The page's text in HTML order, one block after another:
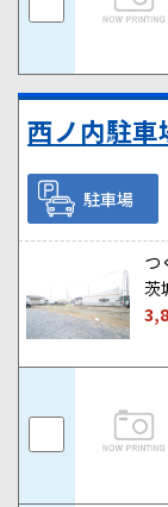
西ノ内駐車
駐車場
つ
茨